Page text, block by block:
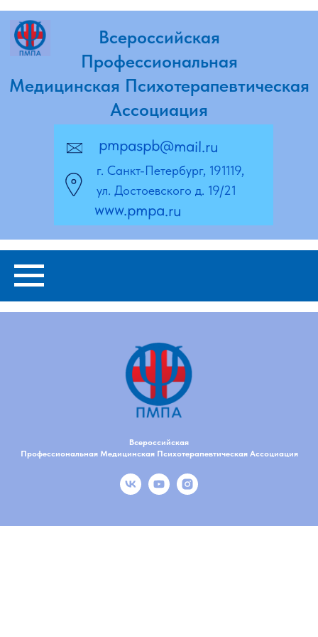
Профессиональная
Медицинская Психотерапевтическая
Ассоциация
www.pmpa.ru
pmpaspb@mail.ru
г. Санкт-Петербург, 191119,
Всероссийская
Профессиональная Медицинская Психотерапевтическая Ассоциация